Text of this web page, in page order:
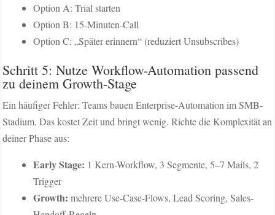
Option A: Trial starten
Option B: 15-Minuten-Call
Option C: „Später erinnern“ (reduziert Unsubscribes)
Schritt 5: Nutze Workflow-Automation passend
zu deinem Growth-Stage
Ein häufiger Fehler: Teams bauen Enterprise-Automation im SMB-
Stadium. Das kostet Zeit und bringt wenig. Richte die Komplexität an
deiner Phase aus:
Early Stage: 1 Kern-Workflow, 3 Segmente, 5–7 Mails, 2
Trigger
Growth: mehrere Use-Case-Flows, Lead Scoring, Sales-